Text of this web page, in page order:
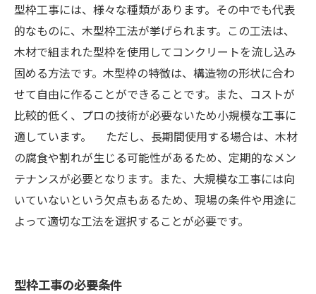
型枠工事には、様々な種類があります。その中でも代表
的なものに、木型枠工法が挙げられます。この工法は、
木材で組まれた型枠を使用してコンクリートを流し込み
固める方法です。木型枠の特徴は、構造物の形状に合わ
せて自由に作ることができることです。また、コストが
比較的低く、プロの技術が必要ないため小規模な工事に
適しています。 ただし、長期間使用する場合は、木材
の腐食や割れが生じる可能性があるため、定期的なメン
テナンスが必要となります。また、大規模な工事には向
いていないという欠点もあるため、現場の条件や用途に
よって適切な工法を選択することが必要です。
型枠工事の必要条件